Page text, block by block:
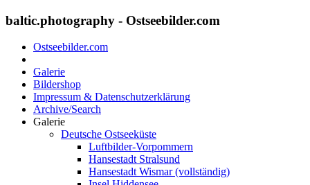
baltic.photography - Ostseebilder.com
Ostseebilder.com
Galerie
Bildershop
Impressum & Datenschutzerklärung
Archive/Search
Galerie
Deutsche Ostseeküste
Luftbilder-Vorpommern
Hansestadt Stralsund
Hansestadt Wismar (vollständig)